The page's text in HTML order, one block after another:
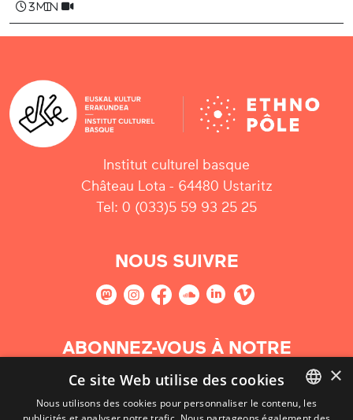
3 min
Institut culturel basque
Château Lota - 64480 Ustaritz
Tel: 0 (033)5 59 93 25 25
NOUS SUIVRE
ABONNEZ-VOUS À NOTRE
NEWSLETTER
S'abonner
BASQUE
×
Ce site Web utilise des cookies
Nous utilisons des cookies pour personnaliser le contenu, les